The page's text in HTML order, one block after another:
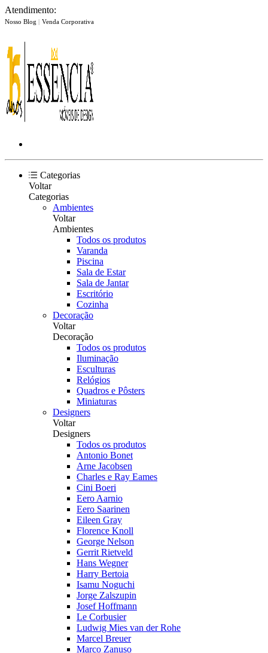
Atendimento:
Nosso Blog | Venda Corporativa
Categorias
Voltar
Categorias
Ambientes
Voltar
Ambientes
Todos os produtos
Varanda
Piscina
Sala de Estar
Sala de Jantar
Escritório
Cozinha
Decoração
Voltar
Decoração
Todos os produtos
Iluminação
Esculturas
Relógios
Quadros e Pôsters
Miniaturas
Designers
Voltar
Designers
Todos os produtos
Antonio Bonet
Arne Jacobsen
Charles e Ray Eames
Cini Boeri
Eero Aarnio
Eero Saarinen
Eileen Gray
Florence Knoll
George Nelson
Gerrit Rietveld
Hans Wegner
Harry Bertoia
Isamu Noguchi
Jorge Zalszupin
Josef Hoffmann
Le Corbusier
Ludwig Mies van der Rohe
Marcel Breuer
Marco Zanuso